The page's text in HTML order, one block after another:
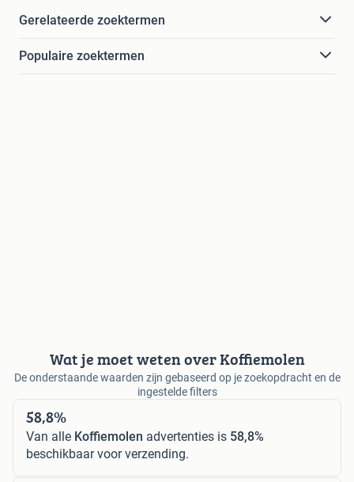
Gerelateerde zoektermen
Populaire zoektermen
Wat je moet weten over Koffiemolen
De onderstaande waarden zijn gebaseerd op je zoekopdracht en de
ingestelde filters
58,8%
Van alle Koffiemolen advertenties is 58,8%
beschikbaar voor verzending.